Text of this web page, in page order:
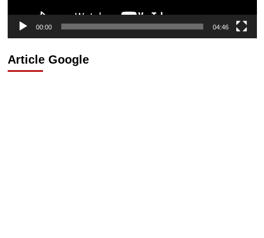
00:00 04:46
Article Google